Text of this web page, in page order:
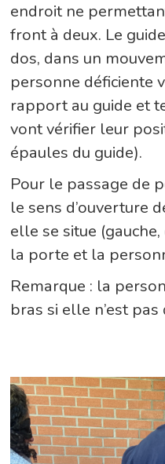
endroit ne
front à deux. Le
dos, dans un
personne déficiente
rapport au guide et
vont vérifier leur
épaules du guide).
Pour le passage de
le sens d’ouverture
elle se situe
la porte et la
Remarque : la
bras si elle n’est